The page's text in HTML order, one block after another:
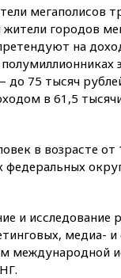
мегаполисов
городов
на
до 75 тысяч
в 61,5
в возрасте
федеральных
и исследование
медиа- и
международной